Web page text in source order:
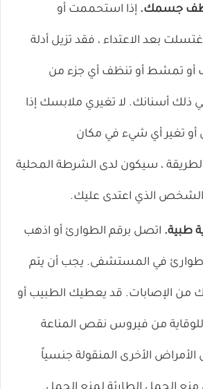
جسمك. إذا استحممت أو
بعد الاعتداء ، فقد تزيل أدلة
أو تمشط أو تنظف أي جزء من
أسنانك. لا تغيري ملابسك إذا
أو تغير أي شيء في مكان
الطريقة ، سيكون لدى الشرطة المحلية
الذي اعتدى عليك.
طبية. اتصل برقم الطوارئ أو اذهب
طوارئ في المستشفى. يجب أن يتم
الإصابات. قد يعطيك الطبيب أو
من فيروس نقص المناعة
الأخرى المنقولة جنسياً